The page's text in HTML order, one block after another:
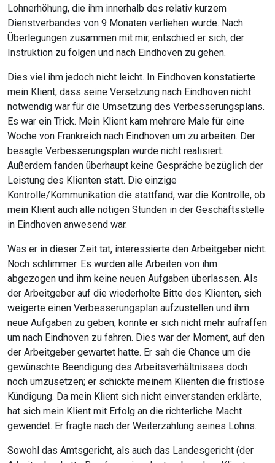
Lohnerhöhung, die ihm innerhalb des relativ kurzem
Dienstverbandes von 9 Monaten verliehen wurde. Nach
Überlegungen zusammen mit mir, entschied er sich, der
Instruktion zu folgen und nach Eindhoven zu gehen.
Dies viel ihm jedoch nicht leicht. In Eindhoven konstatierte
mein Klient, dass seine Versetzung nach Eindhoven nicht
notwendig war für die Umsetzung des Verbesserungsplans.
Es war ein Trick. Mein Klient kam mehrere Male für eine
Woche von Frankreich nach Eindhoven um zu arbeiten. Der
besagte Verbesserungsplan wurde nicht realisiert.
Außerdem fanden überhaupt keine Gespräche bezüglich der
Leistung des Klienten statt. Die einzige
Kontrolle/Kommunikation die stattfand, war die Kontrolle, ob
mein Klient auch alle nötigen Stunden in der Geschäftsstelle
in Eindhoven anwesend war.
Was er in dieser Zeit tat, interessierte den Arbeitgeber nicht.
Noch schlimmer. Es wurden alle Arbeiten von ihm
abgezogen und ihm keine neuen Aufgaben überlassen. Als
der Arbeitgeber auf die wiederholte Bitte des Klienten, sich
weigerte einen Verbesserungsplan aufzustellen und ihm
neue Aufgaben zu geben, konnte er sich nicht mehr aufraffen
um nach Eindhoven zu fahren. Dies war der Moment, auf den
der Arbeitgeber gewartet hatte. Er sah die Chance um die
gewünschte Beendigung des Arbeitsverhältnisses doch
noch umzusetzen; er schickte meinem Klienten die fristlose
Kündigung. Da mein Klient sich nicht einverstanden erklärte,
hat sich mein Klient mit Erfolg an die richterliche Macht
gewendet. Er fragte nach der Weiterzahlung seines Lohns.
Sowohl das Amtsgericht, als auch das Landesgericht (der